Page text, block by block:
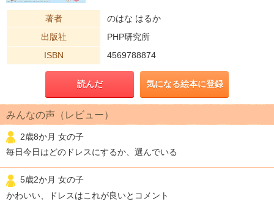
著者
のはな はるか
出版社
PHP研究所
ISBN
4569788874
読んだ 気になる絵本に登録
みんなの声（レビュー）
2歳8か月 女の子
毎日今日はどのドレスにするか、選んでいる
5歳2か月 女の子
かわいい、ドレスはこれが良いとコメント